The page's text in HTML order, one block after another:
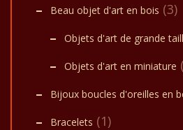
Beau objet d'art en bois (3)
Objets d'art de grande
Objets d'art en miniature
Bijoux boucles d'oreilles en
Bracelets (1)